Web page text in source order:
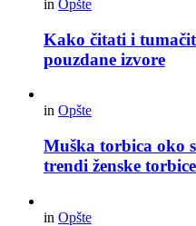
in Opšte
Kako čitati i
pouzdane izvore
in Opšte
Muška torbica oko
trendi ženske
in Opšte